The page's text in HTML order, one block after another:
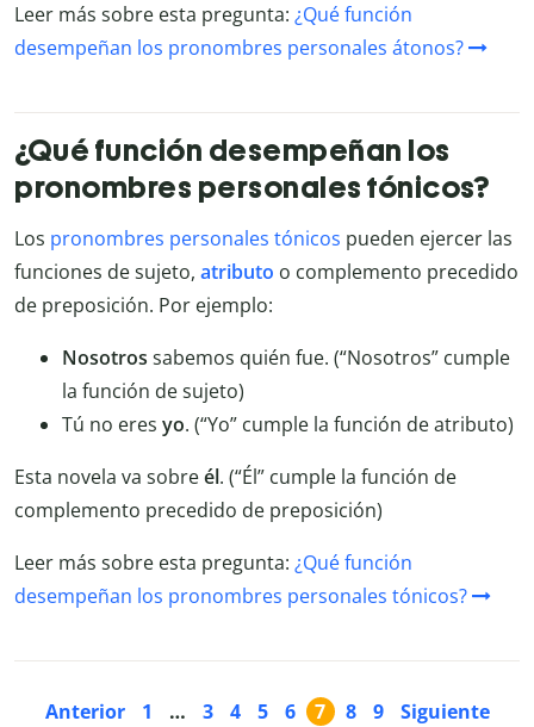
Leer más sobre esta pregunta: ¿Qué función
desempeñan los pronombres personales átonos?
¿Qué función desempeñan los
pronombres personales tónicos?
Los pronombres personales tónicos pueden ejercer las
funciones de sujeto, atributo o complemento precedido
de preposición. Por ejemplo:
Nosotros sabemos quién fue. (“Nosotros” cumple
la función de sujeto)
Tú no eres yo. (“Yo” cumple la función de atributo)
Esta novela va sobreél. (“Él” cumple la función de
complemento precedido de preposición)
Leer más sobre esta pregunta: ¿Qué función
desempeñan los pronombres personales tónicos?
Anterior 1 … 3 4 5 6 7 8 9 Siguiente